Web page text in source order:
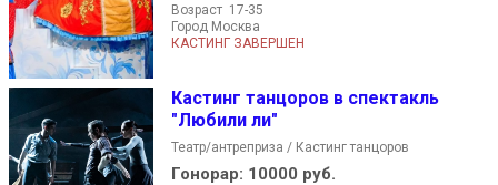
Возраст 17-35
Город Москва
КАСТИНГ ЗАВЕРШЕН
Кастинг танцоров в спектакль
"Любили ли"
Театр/антреприза / Кастинг танцоров
Гонорар: 10000 руб.